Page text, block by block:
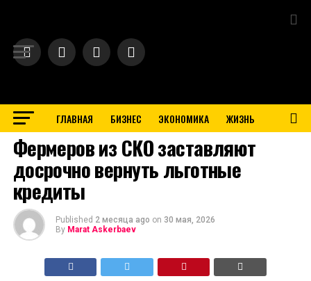
ГЛАВНАЯ БИЗНЕС ЭКОНОМИКА ЖИЗНЬ
BUSINESS
Фермеров из СКО заставляют
досрочно вернуть льготные
кредиты
Published 2 месяца ago on 30 мая, 2026
By Marat Askerbaev